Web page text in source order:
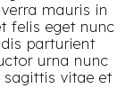
mauris in
felis eget nunc
parturient
urna nunc
sagittis vitae et